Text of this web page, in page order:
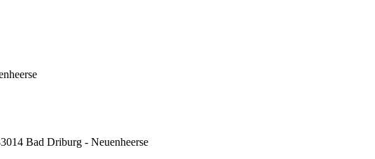
Bad Driburg - Neuenheerse